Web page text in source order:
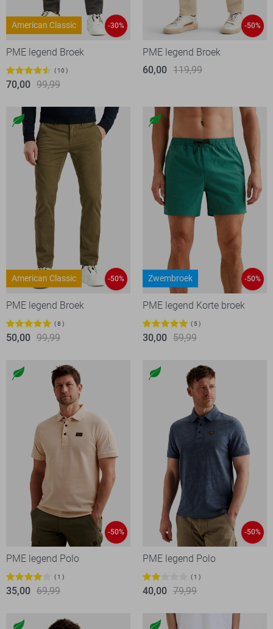
American Classic -30%
PME legend Broek
10
70,00 99,99
-50%
PME legend Broek
60,00 119,99
American Classic -50%
PME legend Broek
8
50,00 99,99
Zwembroek -50%
PME legend Korte broek
5
30,00 59,99
-50%
PME legend Polo
1
35,00 69,99
-50%
PME legend Polo
1
40,00 79,99